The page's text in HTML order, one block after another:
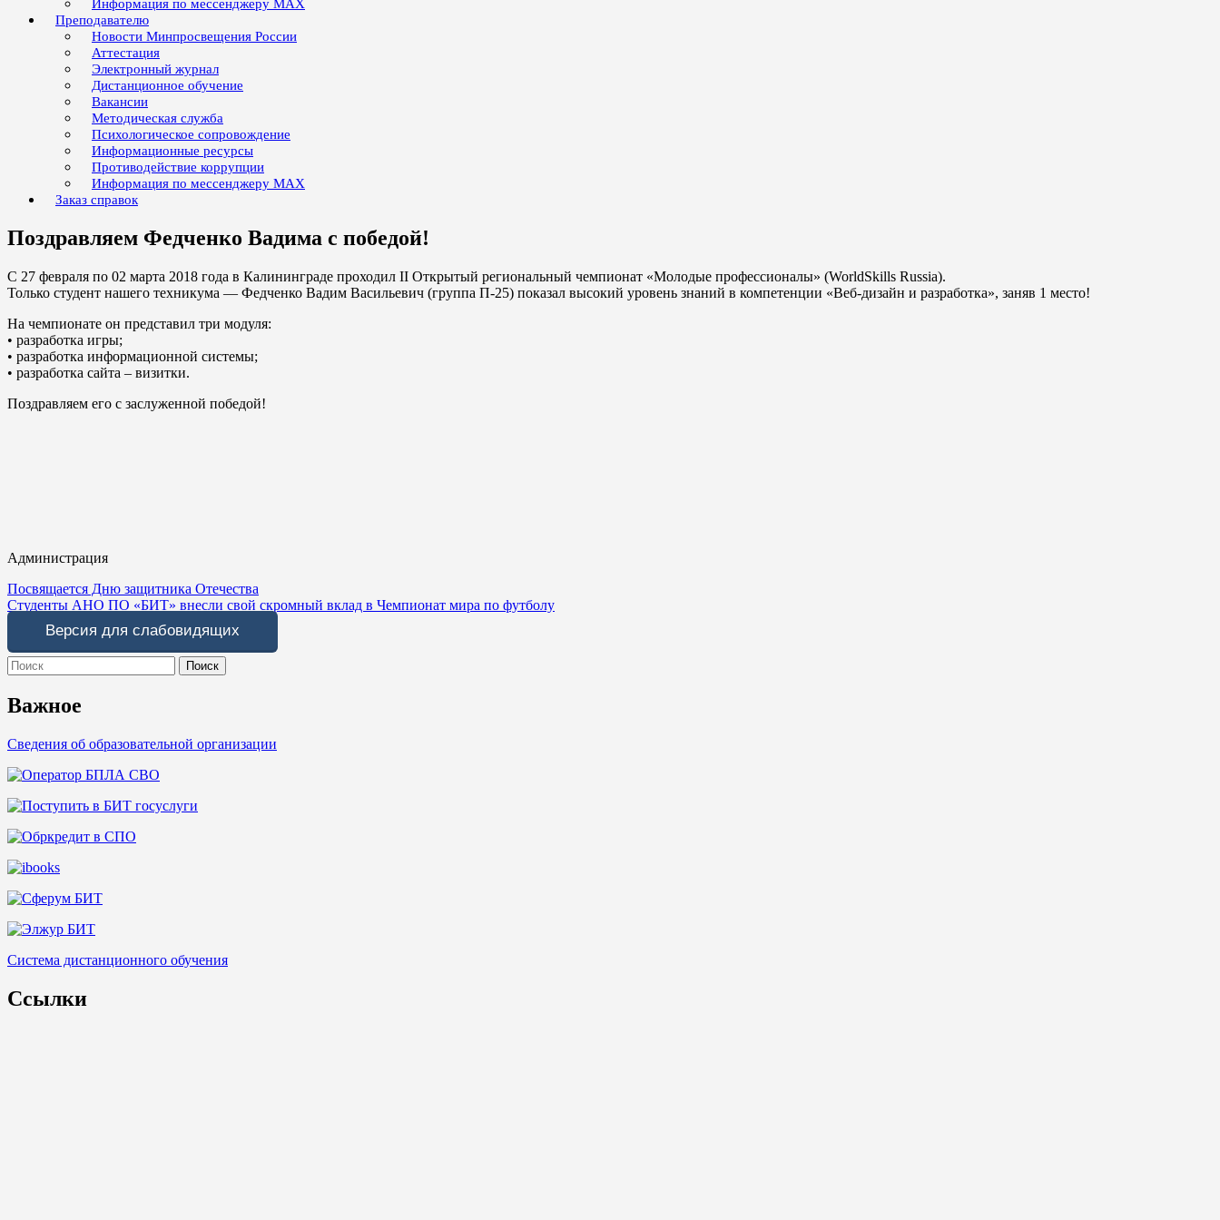
Информация по мессенджеру MAX
Преподавателю
Новости Минпросвещения России
Аттестация
Электронный журнал
Дистанционное обучение
Вакансии
Методическая служба
Психологическое сопровождение
Информационные ресурсы
Противодействие коррупции
Информация по мессенджеру MAX
Заказ справок
Поздравляем Федченко Вадима с победой!
С 27 февраля по 02 марта 2018 года в Калининграде проходил II Открытый региональный чемпионат «Молодые профессионалы» (WorldSkills Russia).
Только студент нашего техникума — Федченко Вадим Васильевич (группа П-25) показал высокий уровень знаний в компетенции «Веб-дизайн и разработка», заняв 1 место!
На чемпионате он представил три модуля:
• разработка игры;
• разработка информационной системы;
• разработка сайта – визитки.
Поздравляем его с заслуженной победой!
Администрация
Навигация
по
записям
Посвящается Дню защитника Отечества
Студенты АНО ПО «БИТ» внесли свой скромный вклад в Чемпионат мира по футболу
Версия для слабовидящих
Search
for:
Важное
Сведения об образовательной организации
Система дистанционного обучения
Ссылки